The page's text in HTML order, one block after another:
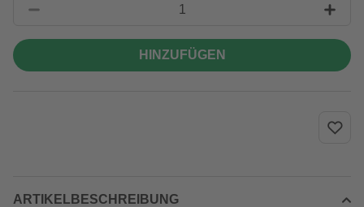
HINZUFÜGEN
ARTIKELBESCHREIBUNG